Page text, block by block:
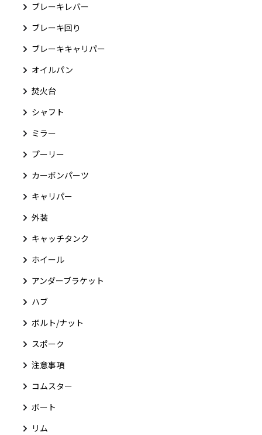
ブレーキレバー
ブレーキ回り
ブレーキキャリパー
オイルパン
焚火台
シャフト
ミラー
プーリー
カーボンパーツ
キャリパー
外装
キャッチタンク
ホイール
アンダーブラケット
ハブ
ボルト/ナット
スポーク
注意事項
コムスター
ボート
リム